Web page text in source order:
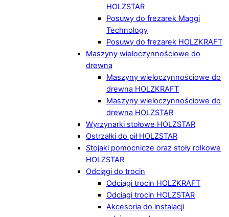
HOLZSTAR
Posuwy do frezarek Maggi
Technology
Posuwy do frezarek HOLZKRAFT
Maszyny wieloczynnościowe do
drewna
Maszyny wieloczynnościowe do
drewna HOLZKRAFT
Maszyny wieloczynnościowe do
drewna HOLZSTAR
Wyrzynarki stołowe HOLZSTAR
Ostrzałki do pił HOLZSTAR
Stojaki pomocnicze oraz stoły rolkowe
HOLZSTAR
Odciągi do trocin
Odciągi trocin HOLZKRAFT
Odciągi trocin HOLZSTAR
Akcesoria do instalacji